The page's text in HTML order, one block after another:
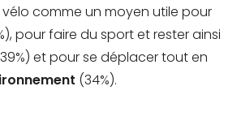
comme un moyen utile pour
pour faire du sport et rester ainsi
et pour se déplacer tout en
(34%).